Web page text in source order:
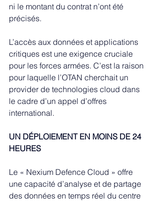
ni le montant du contrat n’ont été
précisés.
L’accès aux données et applications
critiques est une exigence cruciale
pour les forces armées. C’est la raison
pour laquelle l’OTAN cherchait un
provider de technologies cloud dans
le cadre d’un appel d’offres
international.
UN DÉPLOIEMENT EN MOINS DE 24
HEURES
Le « Nexium Defence Cloud » offre
une capacité d’analyse et de partage
des données en temps réel du centre